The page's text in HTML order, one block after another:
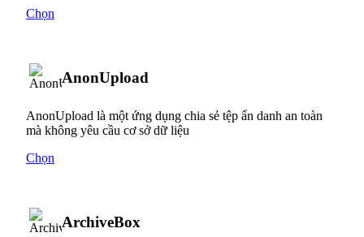
Chọn
AnonUpload
AnonUpload là một ứng dụng chia sẻ tệp ẩn danh an toàn
mà không yêu cầu cơ sở dữ liệu
Chọn
ArchiveBox